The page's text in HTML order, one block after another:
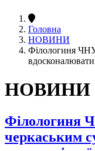
Головна
НОВИНИ
Філологиня
вдосконалювати
НОВИНИ
Філологиня
черкаським